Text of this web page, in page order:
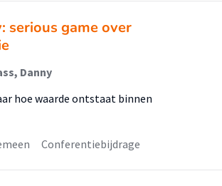
serious game over
Danny
hoe waarde ontstaat binnen
Conferentiebijdrage